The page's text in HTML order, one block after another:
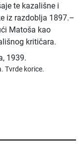
te kazališne i
iz razdoblja 1897.–
Matoša kao
kritičara.
, 1939.
Tvrde korice.